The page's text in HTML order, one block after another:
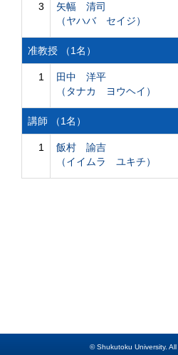
3
矢幅 清司
（ヤハバ セイジ）
准教授 （1名）
1
田中 洋平
（タナカ ヨウヘイ）
講師 （1名）
1
飯村 諭吉
（イイムラ ユキチ）
© Shukutoku University. All